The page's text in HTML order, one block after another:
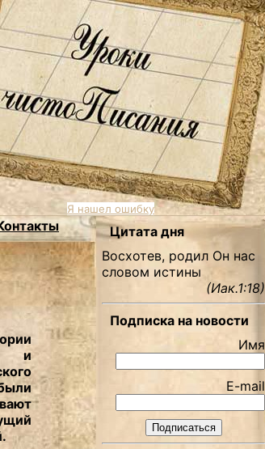
Я нашел ошибку
и
Цитата дня
Восхотев, родил Он нас
словом истины
(Иак.1:18)
Подписка на новости
Имя
E-mail